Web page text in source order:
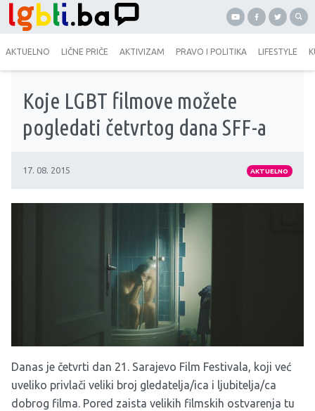
AKTUELNO LIČNE PRIČE AKTIVIZAM PRAVO I POLITIKA LIFESTYLE
Koje LGBT filmove možete
pogledati četvrtog dana SFF-a
17. 08. 2015 AKTUELNO
Danas je četvrti dan 21. Sarajevo Film Festivala, koji već
uveliko privlači veliki broj gledatelja/ica i ljubitelja/ca
dobrog filma. Pored zaista velikih filmskih ostvarenja tu